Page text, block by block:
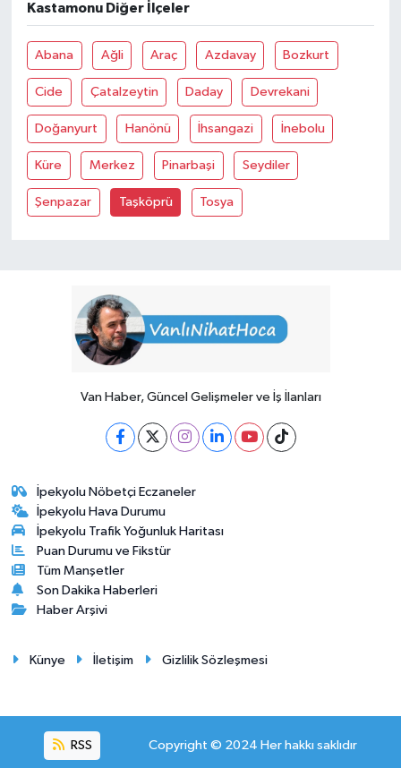
Kastamonu Diğer İlçeler
Abana Ağli Araç Azdavay Bozkurt
Cide Çatalzeytin Daday Devrekani
Doğanyurt Hanönü İhsangazi İnebolu
Küre Merkez Pinarbaşi Seydiler
Şenpazar Taşköprü Tosya
Van Haber, Güncel Gelişmeler ve İş İlanları
İpekyolu Nöbetçi Eczaneler
İpekyolu Hava Durumu
İpekyolu Trafik Yoğunluk Haritası
Puan Durumu ve Fikstür
Tüm Manşetler
Son Dakika Haberleri
Haber Arşivi
Künye İletişim Gizlilik Sözleşmesi
RSS Copyright © 2024 Her hakkı saklıdır